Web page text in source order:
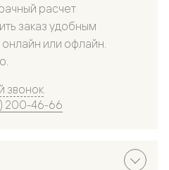
расчет
заказ удобным
или офлайн.
звонок
200-46-66